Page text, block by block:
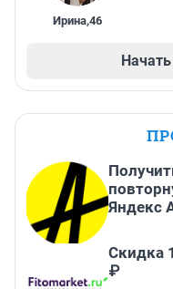
Ирина,46
Яндекс
Скидка
₽